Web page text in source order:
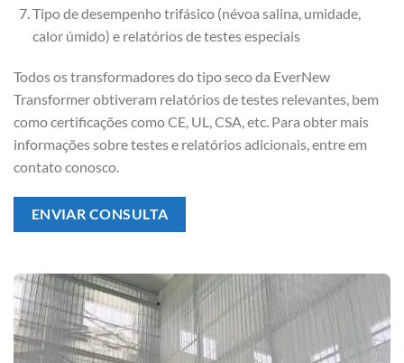
Tipo de desempenho trifásico (névoa salina, umidade,
calor úmido) e relatórios de testes especiais
Todos os transformadores do tipo seco da EverNew
Transformer obtiveram relatórios de testes relevantes, bem
como certificações como CE, UL, CSA, etc. Para obter mais
informações sobre testes e relatórios adicionais, entre em
contato conosco.
ENVIAR CONSULTA